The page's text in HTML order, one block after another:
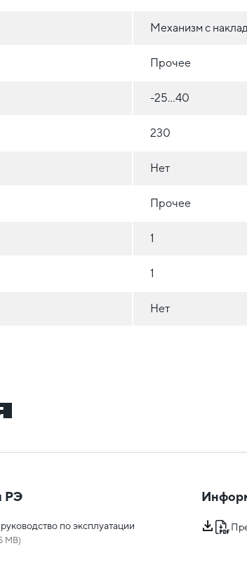
Механизм с
Прочее
-25...40
230
Нет
Прочее
1
1
Нет
РЭ
по эксплуатации
MB)